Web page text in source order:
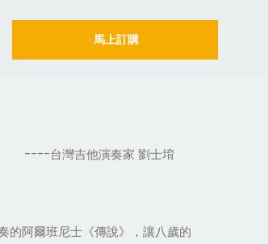
馬上訂購
」 ----台灣吉他演奏家 劉士堉
的阿爾班尼士《傳說》，讓八歲的